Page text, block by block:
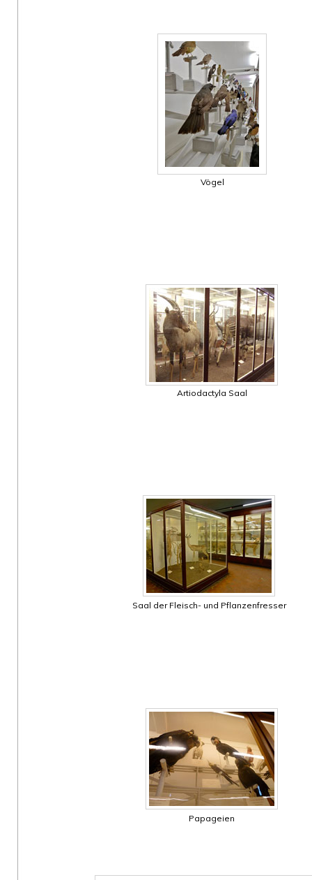
Vögel
Artiodactyla Saal
Saal der Fleisch- und Pflanzenfresser
Papageien